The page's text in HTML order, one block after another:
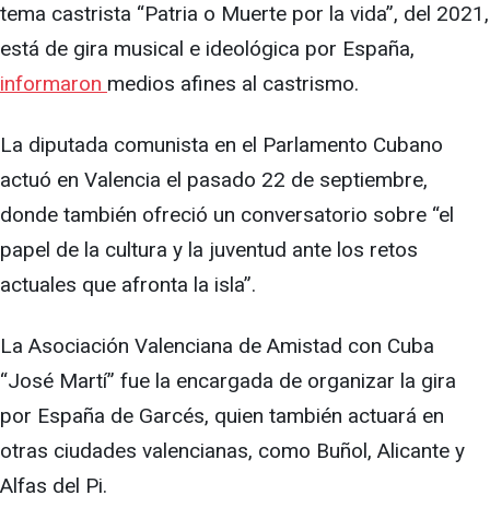
tema castrista “Patria o Muerte por la vida”, del 2021,
está de gira musical e ideológica por España,
informaron medios afines al castrismo.
La diputada comunista en el Parlamento Cubano
actuó en Valencia el pasado 22 de septiembre,
donde también ofreció un conversatorio sobre “el
papel de la cultura y la juventud ante los retos
actuales que afronta la isla”.
La Asociación Valenciana de Amistad con Cuba
“José Martí” fue la encargada de organizar la gira
por España de Garcés, quien también actuará en
otras ciudades valencianas, como Buñol, Alicante y
Alfas del Pi.